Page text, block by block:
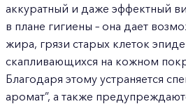
аккуратный и даже эффектный
в плане гигиены – она дает
жира, грязи старых клеток
скапливающихся на кожном
Благодаря этому устраняется
аромат”, а также